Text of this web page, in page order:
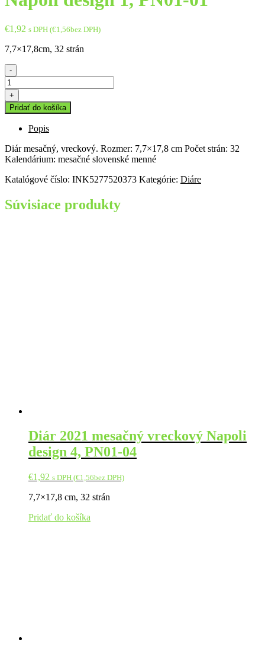
€1,92 s DPH (€1,56bez DPH)
7,7×17,8cm, 32 strán
-
množstvo
Diár
2021
mesačný
vreckový
Napoli
design
1,
01
+
Pridať do košíka
Popis
Diár mesačný, vreckový. Rozmer: 7,7×17,8 cm Počet strán: 32
Kalendárium: mesačné slovenské menné
Katalógové číslo: INK5277520373 Kategórie: Diáre
Súvisiace produkty
Diár 2021 mesačný vreckový Napoli
design 4, PN01-04
€1,92 s DPH (€1,56bez DPH)
7,7×17,8 cm, 32 strán
Pridať do košíka